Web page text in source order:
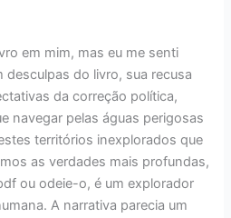
em mim, mas eu me senti
desculpas do livro, sua recusa
da correção política,
navegar pelas águas perigosas
territórios inexplorados que
as verdades mais profundas,
ou odeie-o, é um explorador
A narrativa parecia um